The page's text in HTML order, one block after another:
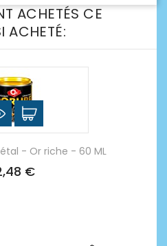
ACHETÉS CE
ACHETÉ:
- Or riche - 60 ML
€